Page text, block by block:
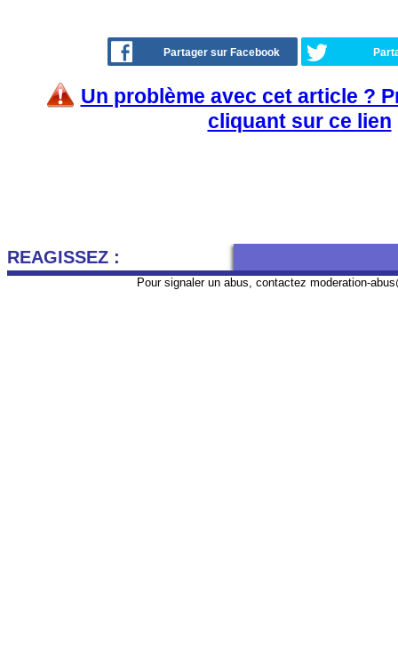
Partager sur Facebook
Un problème avec cet article ?
cliquant sur ce lien
REAGISSEZ :
Pour signaler un abus, contactez moderation-